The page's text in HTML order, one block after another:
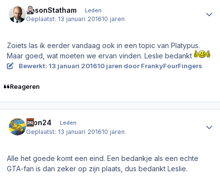
JasonStatham Leden
Geplaatst:13 januari 201610 jaren
Zoiets las ik eerder vandaag ook in een topic van Platypus.
Maar goed, wat moeten we ervan vinden. Leslie bedankt
Bewerkt: 13 januari 201610 jaren door FrankyFourFingers
Reageren
aron24 Leden
Geplaatst:13 januari 201610 jaren
Alle het goede komt een eind. Een bedankje als een echte
GTA-fan is dan zeker op zijn plaats, dus bedankt Leslie.